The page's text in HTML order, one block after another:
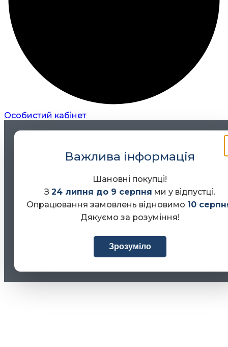
Особистий кабінет
Важлива інформація
Шановні покупці!
З24 липня до 9 серпня ми у відпустці.
Опрацювання замовлень відновимо 10
Дякуємо за розуміння!
Зрозуміло